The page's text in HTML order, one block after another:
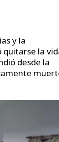
y la
quitarse la
desde la